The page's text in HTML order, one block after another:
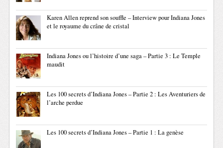
Karen Allen reprend son souffle – Interview pour Indiana Jones
et le royaume du crâne de cristal
Indiana Jones ou l’histoire d’une saga – Partie 3 : Le Temple
maudit
Les 100 secrets d’Indiana Jones – Partie 2 : Les Aventuriers de
l’arche perdue
Les 100 secrets d’Indiana Jones – Partie 1 : La genèse